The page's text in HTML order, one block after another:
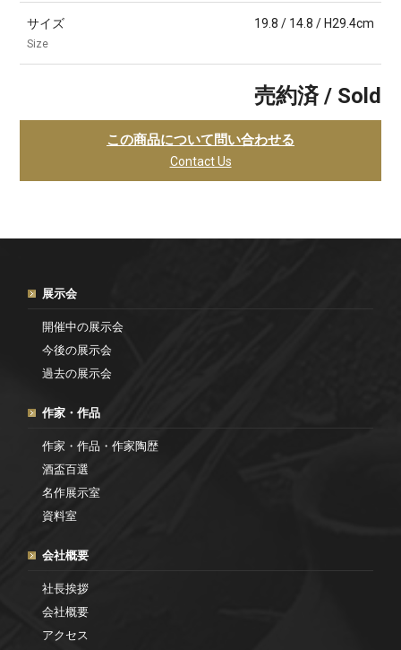
サイズ
Size
19.8 / 14.8 / H29.4cm
売約済 / Sold
この商品について問い合わせる
Contact Us
展示会
開催中の展示会
今後の展示会
過去の展示会
作家・作品
作家・作品・作家陶歴
酒盃百選
名作展示室
資料室
会社概要
社長挨拶
会社概要
アクセス